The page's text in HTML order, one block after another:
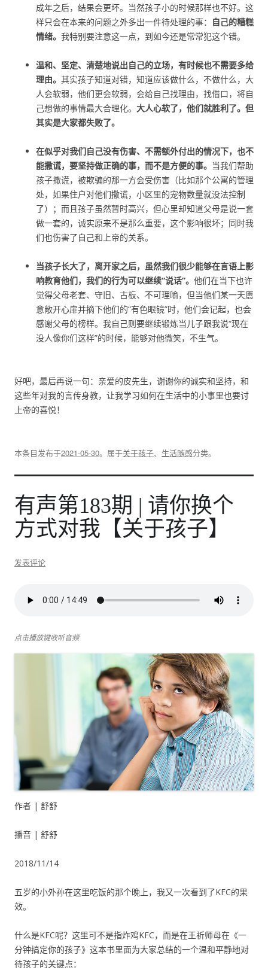
成年之后，结果会更坏。当然孩子小的时候那样也不好。这
样只会在本来的问题之外多出一件待处理的事： 自己的糟糕
情绪。 我特别要注意这一点，到如今还是常常犯这个错。
温和、坚定、清楚地说出自己的立场，有时候也不需要多给
理由。 其实孩子知道对错，知道应该做什么，不做什么，大
人会软弱，他们更会软弱，会给自己找理由，找借口，将自
己想做的事情最大合理化。 大人心软了，他们就胜利了。但
其实是大家都失败了。
在似乎对我们自己没有伤害、不需额外付出的情况下，也不
能撒谎，要坚持做正确的事，而不是方便的事。 当我们帮助
孩子撒谎，被欺骗的那一方会受伤害（比如那个公寓的管理
处，如果住户对他们撒谎，小区里的宠物数量就没法控制
了）；而且孩子虽然暂时高兴，但心里却知道父母是说一套
做一套的，诚实原来不是那么重要，这个影响很坏；同时我
们也伤害了自己和上帝的关系。
当孩子长大了，离开家之后，虽然我们很少能够在言语上影
响教育他们，我们的行为可以继续“说话”。 他们在当下也许
觉得父母老套、守旧、古板、不可理喻，但当他们某一天愿
意敞开心扉并摘下他们的“有色眼镜”时，他们会记起，也会
感谢父母的榜样。我自己则要继续锻炼当儿子跟我说“现在
没人像你们这样”的时候，能够对他微笑，不生气。
好吧，最后再说一句：亲爱的皮先生，谢谢你的诚实和坚持，和
这些年对我的言传身教，让我学习如何在生活中的小事里也要讨
上帝的喜悦！
本条目发布于2021-05-30。属于关于孩子、 生活随感分类。
有声第183期 | 请你换个
方式对我【关于孩子】
发表评论
点击播放键收听音频
作者 | 舒舒
播音 | 舒舒
2018/11/14
五岁的小外孙在这里吃饭的那个晚上，我又一次看到了KFC的果
效。
什么是KFC呢？这里可不是指炸鸡KFC，而是在王祈师母在《一
分钟搞定你的孩子》这本书里面为大家总结的一个温和平静地对
待孩子的关键点：